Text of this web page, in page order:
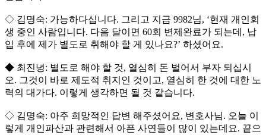
◇ 김명숙: 가능하다십니다. 그리고 지금 9982님, ‘현재 개인회
생 중인 사람입니다. 다음 달이면 60회 변제완료가 되는데, 납
입 후에 제가 별도로 취해야 할 게 있나요?’ 하셨어요.
◆ 최진녕: 별도로 해야 할 것, 열심히 돈 벌어서 부자 되십시
오. 그것이 바로 제도적 취지인 것이고, 열심히 한 것에 대한 노
력의 대가다. 이렇게 생각하면 될 것 같습니다.
◇ 김명숙: 아주 희망적인 답변 해주셨어요, 변호사님. 오늘 이
렇게 개인파산과 관련해서 아픈 사연들이 많이 있는데요. 끝으